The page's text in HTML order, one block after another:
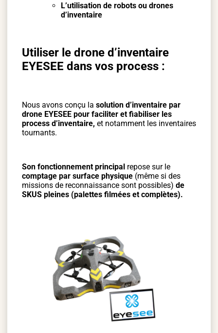
L’utilisation de robots ou drones
d’inventaire
Utiliser le drone d’inventaire
EYESEE dans vos process :
Nous avons conçu la solution d’inventaire par
drone EYESEE pour faciliter et fiabiliser les
process d’inventaire, et notamment les inventaires
tournants.
Son fonctionnement principal repose sur le
comptage par surface physique (même si des
missions de reconnaissance sont possibles) de
SKUS pleines (palettes filmées et complètes).